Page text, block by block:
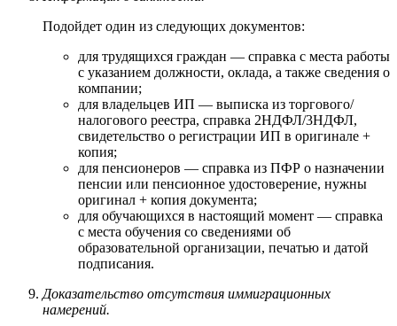
Подойдет один из следующих документов:
для трудящихся граждан — справка с места работы
с указанием должности, оклада, а также сведения о
компании;
для владельцев ИП — выписка из торгового/
налогового реестра, справка 2НДФЛ/3НДФЛ,
свидетельство о регистрации ИП в оригинале +
копия;
для пенсионеров — справка из ПФР о назначении
пенсии или пенсионное удостоверение, нужны
оригинал + копия документа;
для обучающихся в настоящий момент — справка
с места обучения со сведениями об
образовательной организации, печатью и датой
подписания.
Доказательство отсутствия иммиграционных
намерений.